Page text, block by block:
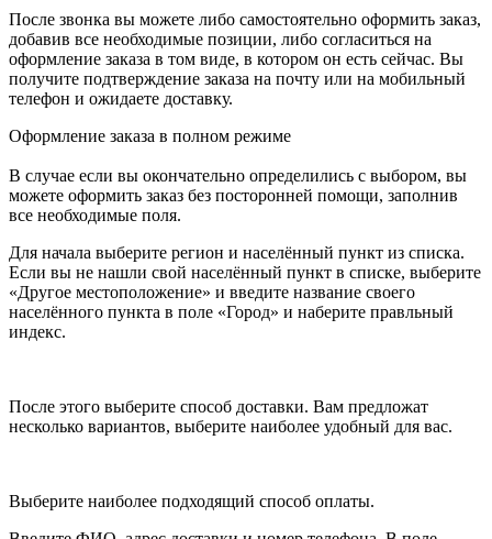
После звонка вы можете либо самостоятельно оформить заказ,
добавив все необходимые позиции, либо согласиться на
оформление заказа в том виде, в котором он есть сейчас. Вы
получите подтверждение заказа на почту или на мобильный
телефон и ожидаете доставку.
Оформление заказа в полном режиме
В случае если вы окончательно определились с выбором, вы
можете оформить заказ без посторонней помощи, заполнив
все необходимые поля.
Для начала выберите регион и населённый пункт из списка.
Если вы не нашли свой населённый пункт в списке, выберите
«Другое местоположение» и введите название своего
населённого пункта в поле «Город» и наберите правльный
индекс.
После этого выберите способ доставки. Вам предложат
несколько вариантов, выберите наиболее удобный для вас.
Выберите наиболее подходящий способ оплаты.